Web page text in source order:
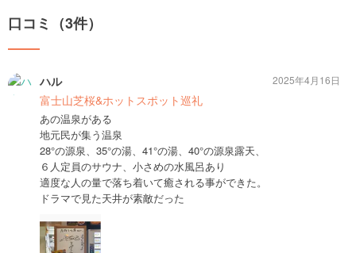
口コミ（3件）
ハル
富士山芝桜&ホットスポット巡礼
あの温泉がある
地元民が集う温泉
28°の源泉、35°の湯、41°の湯、40°の源泉露天、
６人定員のサウナ、小さめの水風呂あり
適度な人の量で落ち着いて癒される事ができた。
ドラマで見た天井が素敵だった
2025年4月16日